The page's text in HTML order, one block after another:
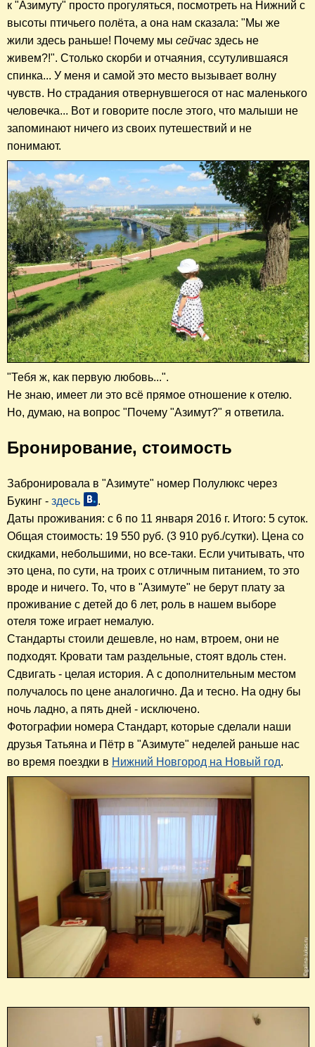
к "Азимуту" просто прогуляться, посмотреть на Нижний с
высоты птичьего полёта, а она нам сказала: "Мы же
жили здесь раньше! Почему мы сейчас здесь не
живем?!". Столько скорби и отчаяния, ссутулившаяся
спинка... У меня и самой это место вызывает волну
чувств. Но страдания отвернувшегося от нас маленького
человечка... Вот и говорите после этого, что малыши не
запоминают ничего из своих путешествий и не
понимают.
"Тебя ж, как первую любовь...".
Не знаю, имеет ли это всё прямое отношение к отелю.
Но, думаю, на вопрос "Почему "Азимут?" я ответила.
Бронирование, стоимость
Забронировала в "Азимуте" номер Полулюкс через
Букинг - здесь
.
Даты проживания: с 6 по 11 января 2016 г. Итого: 5 суток.
Общая стоимость: 19 550 руб. (3 910 руб./сутки). Цена со
скидками, небольшими, но все-таки. Если учитывать, что
это цена, по сути, на троих с отличным питанием, то это
вроде и ничего. То, что в "Азимуте" не берут плату за
проживание с детей до 6 лет, роль в нашем выборе
отеля тоже играет немалую.
Стандарты стоили дешевле, но нам, втроем, они не
подходят. Кровати там раздельные, стоят вдоль стен.
Сдвигать - целая история. А с дополнительным местом
получалось по цене аналогично. Да и тесно. На одну бы
ночь ладно, а пять дней - исключено.
Фотографии номера Стандарт, которые сделали наши
друзья Татьяна и Пётр в "Азимуте" неделей раньше нас
во время поездки в Нижний Новгород на Новый год.